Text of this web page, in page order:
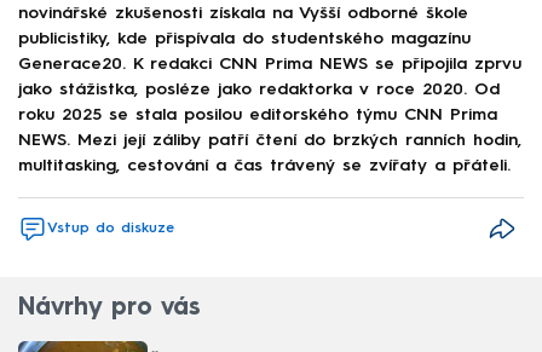
novinářské zkušenosti získala na Vyšší odborné škole
publicistiky, kde přispívala do studentského magazínu
Generace20. K redakci CNN Prima NEWS se připojila zprvu
jako stážistka, posléze jako redaktorka v roce 2020. Od
roku 2025 se stala posilou editorského týmu CNN Prima
NEWS. Mezi její záliby patří čtení do brzkých ranních hodin,
multitasking, cestování a čas trávený se zvířaty a přáteli.
Vstup do diskuze
Návrhy pro vás